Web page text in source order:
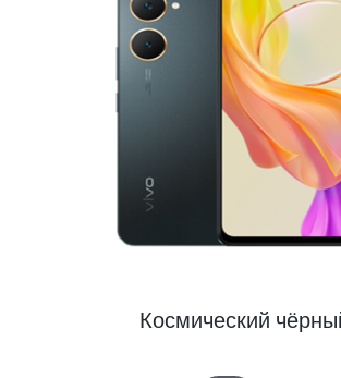
Космический